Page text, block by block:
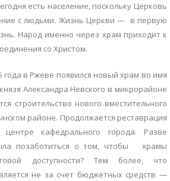
есть население, поскольку Церковь
с людьми. Жизнь Церкви — в первую
Народ именно через храм приходит к
со Христом.
года в Ржеве появился новый храм во имя
Александра Невского в микрорайоне
строительство нового вместительного
районе. Продолжается реставрация
кафедрального города. Разве
позаботиться о том, чтобы храмы
доступности? Тем более, что
не за счет бюджетных средств —